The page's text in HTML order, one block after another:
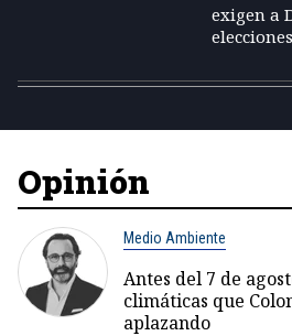
exigen a
Opinión
Medio Ambiente
Antes del 7 de
climáticas que
aplazando